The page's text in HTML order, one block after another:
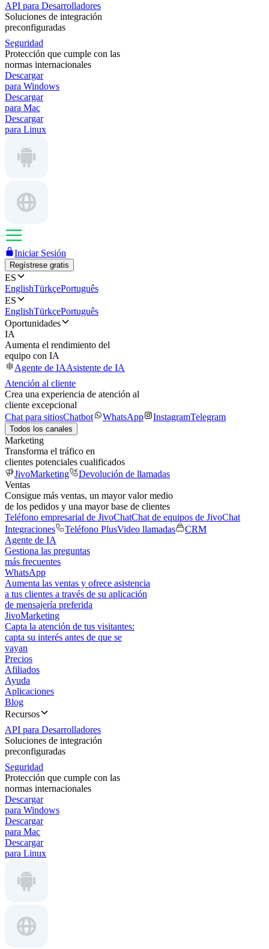
API para Desarrolladores
Soluciones de integración
preconfiguradas
Seguridad
Protección que cumple con las
normas internacionales
Descargar
para Windows
Descargar
para Mac
Descargar
para Linux
Iniciar Sesión
Regístrese gratis
ES
EnglishTürkçePortuguês
ES
EnglishTürkçePortuguês
Oportunidades
IA
Aumenta el rendimiento del
equipo con IA
Agente de IAAsistente de IA
Atención al cliente
Crea una experiencia de atención al
cliente excepcional
Chat para sitiosChatbot WhatsApp InstagramTelegram
Todos los canales
Marketing
Transforma el tráfico en
clientes potenciales cualificados
JivoMarketing
Devolución de llamadas
Ventas
Consigue más ventas, un mayor valor medio
de los pedidos y una mayor base de clientes
Teléfono empresarial de JivoChatChat de equipos de JivoChat
Integraciones
Teléfono PlusVideo llamadas
CRM
Agente de IA
Gestiona las preguntas
más frecuentes
WhatsApp
Aumenta las ventas y ofrece asistencia
a tus clientes a través de su aplicación
de mensajería preferida
JivoMarketing
Capta la atención de tus visitantes:
capta su interés antes de que se
vayan
Precios
Afiliados
Ayuda
Aplicaciones
Blog
Recursos
API para Desarrolladores
Soluciones de integración
preconfiguradas
Seguridad
Protección que cumple con las
normas internacionales
Descargar
para Windows
Descargar
para Mac
Descargar
para Linux